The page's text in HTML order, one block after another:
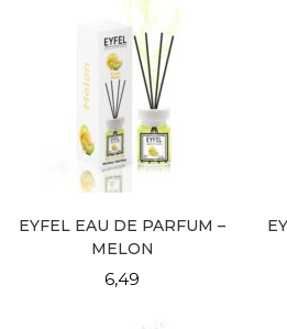
EYFEL EAU DE PARFUM –
MELON
6,49